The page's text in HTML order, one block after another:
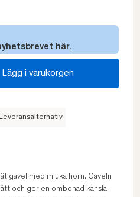
här.
Lägg i varukorgen
gavel med mjuka hörn. Gaveln
och ger en ombonad känsla.